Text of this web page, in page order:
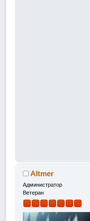
Altmer
Администратор
Ветеран